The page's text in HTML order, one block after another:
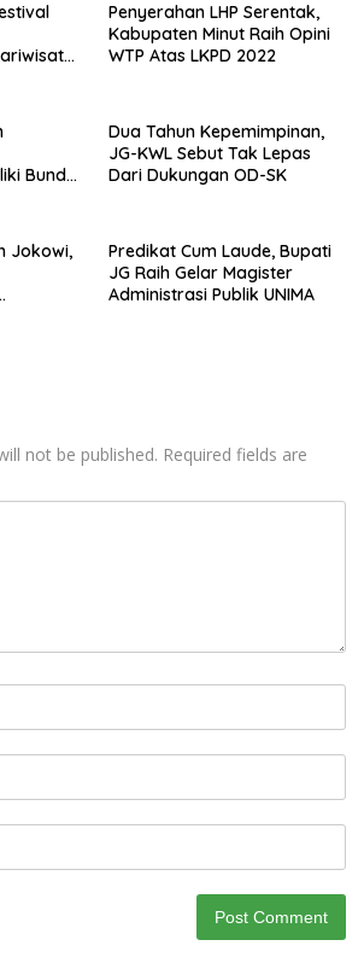
Penyerahan LHP Serentak,
Kabupaten Minut Raih Opini
WTP Atas LKPD 2022
Bunda
Dua Tahun Kepemimpinan,
JG-KWL Sebut Tak Lepas
Dari Dukungan OD-SK
Jokowi,
Predikat Cum Laude, Bupati
JG Raih Gelar Magister
Administrasi Publik UNIMA
not be published. Required fields are